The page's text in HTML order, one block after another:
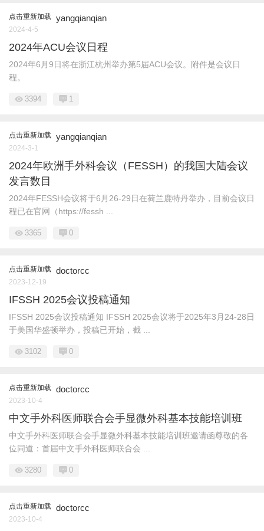
点击重新加载 yangqianqian
2024-4-5
2024年ACU会议日程
2024年6月9日将在浙江杭州举办第5届ACU会议。附件是会议日
程。
3394 1
点击重新加载 yangqianqian
2024-3-1
2024年欧洲手外科会议（FESSH）的我国大陆会议
发言数目
2024年FESSH会议将于6月26-29日在荷兰鹿特丹举办，目前会议日
程已在官网（https://fessh ...
3365 0
点击重新加载 doctorcc
2023-12-19
IFSSH 2025会议投稿通知
IFSSH 2025会议投稿通知 IFSSH 2025会议将于2025年3月24-28日
于美国华盛顿举办，投稿已开始，截 ...
3102 0
点击重新加载 doctorcc
2023-10-4
中文手外科医师联合会手显微外科基本技能培训班
中文手外科医师联合会手显微外科基本技能培训班邀请函尊敬的各
位同道：首届中文手外科医师联合会 ...
3280 0
点击重新加载 doctorcc
2023-10-4